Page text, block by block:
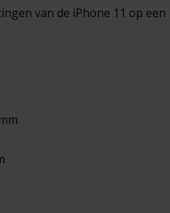
van de iPhone 11 op een